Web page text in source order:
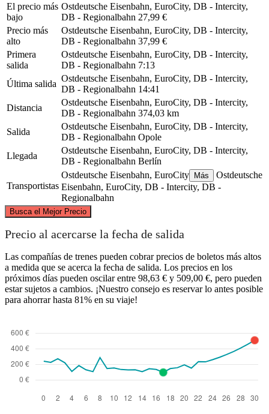
El precio más
bajo
Ostdeutsche Eisenbahn, EuroCity, DB - Intercity,
DB - Regionalbahn 27,99 €
Precio más
alto
Ostdeutsche Eisenbahn, EuroCity, DB - Intercity,
DB - Regionalbahn 37,99 €
Primera
salida
Ostdeutsche Eisenbahn, EuroCity, DB - Intercity,
DB - Regionalbahn 7:13
Última salida
Ostdeutsche Eisenbahn, EuroCity, DB - Intercity,
DB - Regionalbahn 14:41
Distancia
Ostdeutsche Eisenbahn, EuroCity, DB - Intercity,
DB - Regionalbahn 374,03 km
Salida
Ostdeutsche Eisenbahn, EuroCity, DB - Intercity,
DB - Regionalbahn Opole
Llegada
Ostdeutsche Eisenbahn, EuroCity, DB - Intercity,
DB - Regionalbahn Berlín
Transportistas
Ostdeutsche Eisenbahn, EuroCity Más
Ostdeutsche
Eisenbahn, EuroCity, DB - Intercity, DB -
Regionalbahn
Busca el Mejor Precio
Opole
Precio al acercarse la fecha de salida
Las compañías de trenes pueden cobrar precios de boletos más altos
a medida que se acerca la fecha de salida. Los precios en los
próximos días pueden oscilar entre 98,63 € y 509,00 €, pero pueden
estar sujetos a cambios. ¡Nuestro consejo es reservar lo antes posible
para ahorrar hasta 81% en su viaje!